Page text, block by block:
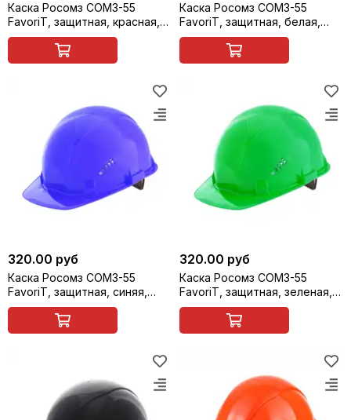
Каска Росомз СОМЗ-55
FavoriT, защитная, красная,
арт. 75516
Каска Росомз СОМЗ-55
FavoriT, защитная, белая,
арт. 75517
320.00 руб
Каска Росомз СОМЗ-55
FavoriT, защитная, синяя,
арт. 75518
320.00 руб
Каска Росомз СОМЗ-55
FavoriT, защитная, зеленая,
арт. 75519